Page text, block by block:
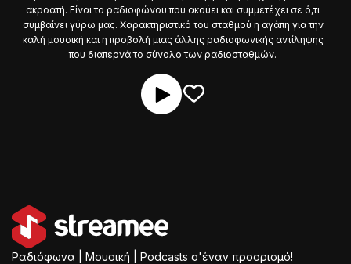
ακροατή. Είναι το ραδιοφώνου που ακούει και συμμετέχει σε ό,τι
συμβαίνει γύρω μας. Χαρακτηριστικό του σταθμού η αγάπη για την
καλή μουσική και η προβολή μιας άλλης ραδιοφωνικής αντίληψης
που διαπερνά το σύνολο των ραδιοσταθμών.
Ραδιόφωνα | Μουσική | Podcasts σ'έναν προορισμό!